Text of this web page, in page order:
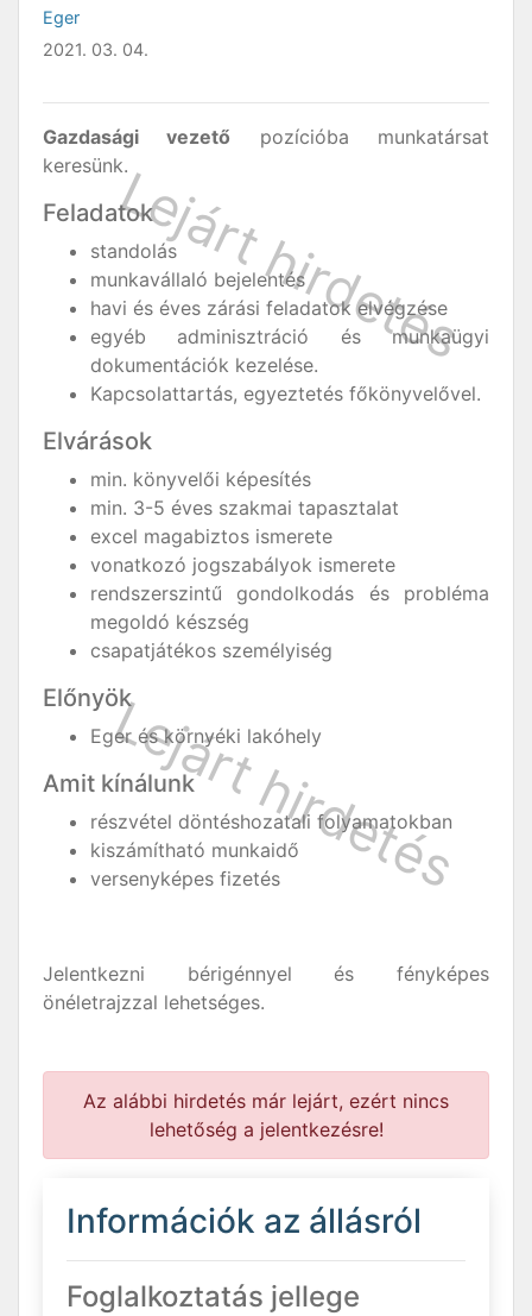
Eger
2021. 03. 04.
Gazdasági vezető pozícióba munkatársat
keresünk.
Feladatok
standolás
munkavállaló bejelentés
havi és éves zárási feladatok elvégzése
egyéb adminisztráció és munkaügyi
dokumentációk kezelése.
Kapcsolattartás, egyeztetés főkönyvelővel.
Elvárások
min. könyvelői képesítés
min. 3-5 éves szakmai tapasztalat
excel magabiztos ismerete
vonatkozó jogszabályok ismerete
rendszerszintű gondolkodás és probléma
megoldó készség
csapatjátékos személyiség
Előnyök
Eger és környéki lakóhely
Amit kínálunk
részvétel döntéshozatali folyamatokban
kiszámítható munkaidő
versenyképes fizetés
Jelentkezni bérigénnyel és fényképes
önéletrajzzal lehetséges.
Az alábbi hirdetés már lejárt, ezért nincs
lehetőség a jelentkezésre!
Információk az állásról
Foglalkoztatás jellege